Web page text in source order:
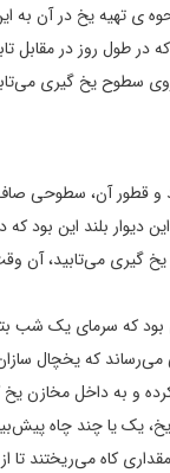
ی تهیه یخ در آن
طول روز در مقابل
سطوح یخ‌ گیری
و قطور آن، سطوحی
بلند این بود که
می‌تابید، آن وقت
سرمای یک شب
که یخچال‌
یخ‌ ها را قطعه قطعه کرده و
یک یا چند چاه
کاه می‌ریختند